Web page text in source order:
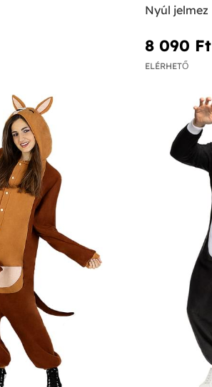
Nyúl jelmez
8 090 Ft‎
ELÉRHETŐ